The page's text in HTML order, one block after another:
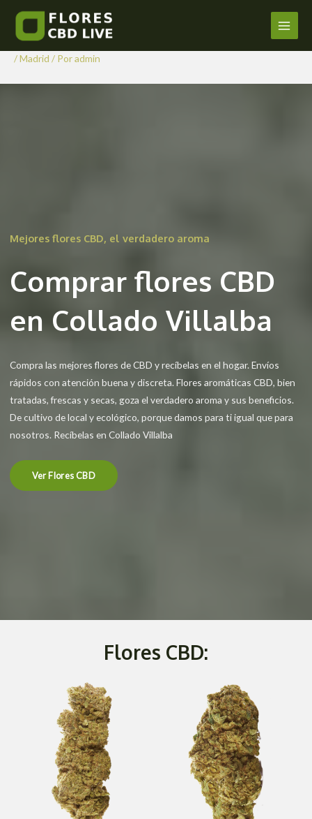
contenido
Main
Comprar Flores CBD en
Collado Villalba
/Madrid / Poradmin
Mejores flores CBD, el verdadero aroma
Comprar flores CBD
en Collado Villalba
Compra las mejores flores de CBD y recíbelas en el hogar. Envíos
rápidos con atención buena y discreta. Flores aromáticas CBD, bien
tratadas, frescas y secas, goza el verdadero aroma y sus beneficios.
De cultivo de local y ecológico, porque damos para ti igual que para
nosotros. Recíbelas en Collado Villalba
Ver Flores CBD
Flores CBD: